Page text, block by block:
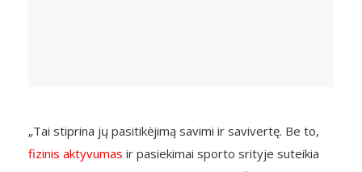
„Tai stiprina jų pasitikėjimą savimi ir savivertę. Be to,
fizinis aktyvumas ir pasiekimai sporto srityje suteikia